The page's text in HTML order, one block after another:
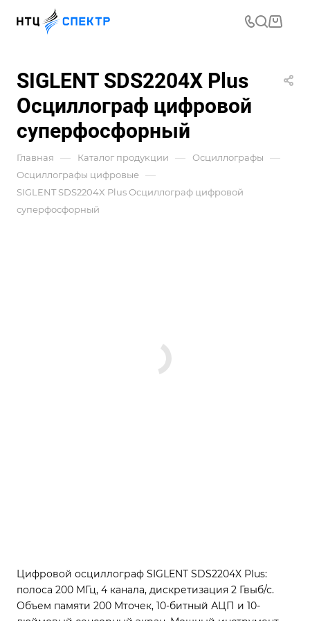
SIGLENT SDS2204X Plus
Осциллограф цифровой
суперфосфорный
Главная — Каталог продукции — Осциллографы —
Осциллографы цифровые —
SIGLENT SDS2204X Plus Осциллограф цифровой
суперфосфорный
Цифровой осциллограф SIGLENT SDS2204X Plus:
полоса 200 МГц, 4 канала, дискретизация 2 Гвыб/с.
Объем памяти 200 Мточек, 10-битный АЦП и 10-